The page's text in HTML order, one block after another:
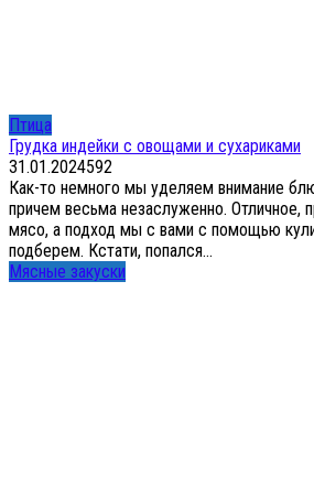
Птица
Грудка индейки с овощами и сухариками
31.01.2024592
Как-то немного мы уделяем внимание
причем весьма незаслуженно. Отличное,
мясо, а подход мы с вами с помощью
подберем. Кстати, попался...
Мясные закуски